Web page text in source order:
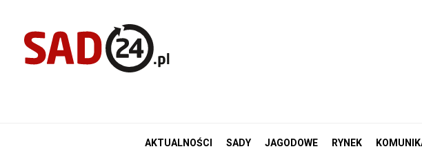
AKTUALNOŚCI SADY JAGODOWE RYNEK